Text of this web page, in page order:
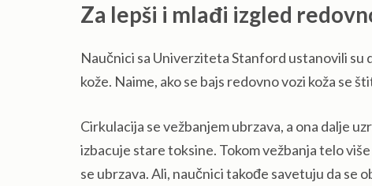
Za lepši i mlađi izgled
Naučnici sa Univerziteta Stanford ustanovili su
kože. Naime, ako se bajs redovno vozi koža se
Cirkulacija se vežbanjem ubrzava, a ona dalje
izbacuje stare toksine. Tokom vežbanja telo
se ubrzava. Ali, naučnici takođe savetuju da se